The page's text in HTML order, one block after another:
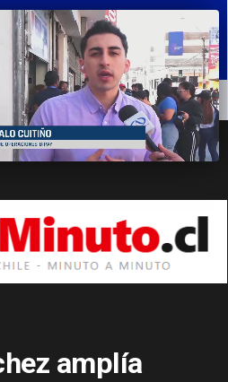
POLÍTICA ECONOMÍA
amplía